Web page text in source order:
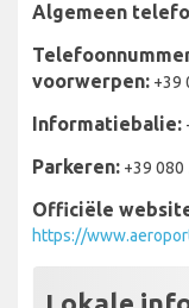
Algemeen
voorwerpen: +39
Informatiebalie:
Parkeren: +39 080
Officiële
https://